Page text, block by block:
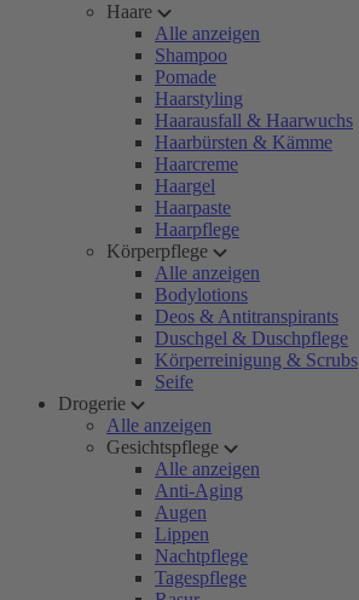
Haare
Alle anzeigen
Shampoo
Pomade
Haarstyling
Haarausfall & Haarwuchs
Haarbürsten & Kämme
Haarcreme
Haargel
Haarpaste
Haarpflege
Körperpflege
Alle anzeigen
Bodylotions
Deos & Antitranspirants
Duschgel & Duschpflege
Körperreinigung & Scrubs
Seife
Drogerie
Alle anzeigen
Gesichtspflege
Alle anzeigen
Anti-Aging
Augen
Lippen
Nachtpflege
Tagespflege